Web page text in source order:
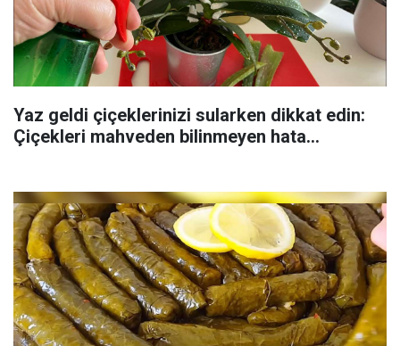
Yaz geldi çiçeklerinizi sularken dikkat edin:
Çiçekleri mahveden bilinmeyen hata...